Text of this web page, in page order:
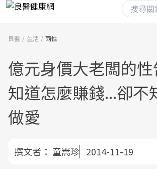
良醫 生活 兩性
億元身價大老闆的
知道怎麼賺錢...卻不
做愛
撰文者： 童嵩珍 2014-11-19